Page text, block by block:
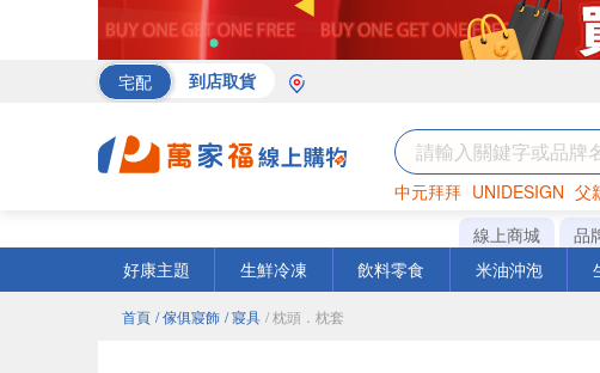
宅配 到店取貨
中元拜拜 UNIDESIGN 父
巧克力 罐頭 衛生紙
線上商城 品
好康主題
生鮮冷凍 飲料零食 米油沖泡
首頁 / 傢俱寢飾 / 寢具 / 枕頭．枕套